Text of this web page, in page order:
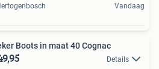
Vandaag
Boots in maat 40 Cognac
Details